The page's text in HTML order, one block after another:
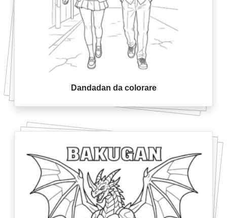
Dandadan da colorare